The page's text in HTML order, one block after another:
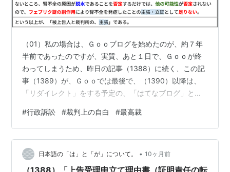
（01）私の場合は、Ｇｏｏブログを始めたのが、約７年
半前であったのですが、実質、あと１日で、Ｇｏｏが終
わってしまうため、昨日の記事（1388）に続く、この記
事（1389）が、Ｇｏｏでは最後で、（1390）以降は、
「リダイレクト」をする予定の、「はてなブログ」とい
然るに、（02） 従って、（02）により、（03）① 急性
腎不全の原因が脱水とフェブリク錠の副作用のいずれか
に限定されるとも考え難いから、② 急性腎不全の原因が
脱水であることが否定されたからといって、そのことか
ら直ちに、③ 急性腎不全がフェブリク錠の副作用による
#行政訴訟 #裁判上の自白 #最高裁
日本語の「は」と「が」について。 • 10ヶ月前